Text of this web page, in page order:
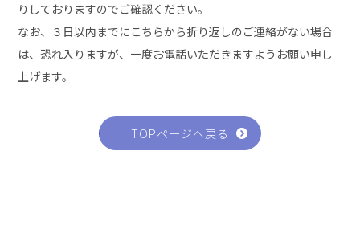
りしておりますのでご確認ください。
なお、３日以内までにこちらから折り返しのご連絡がない場合
は、恐れ入りますが、一度お電話いただきますようお願い申し
上げます。
TOPページへ戻る